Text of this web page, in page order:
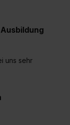
„Details
uns sehr